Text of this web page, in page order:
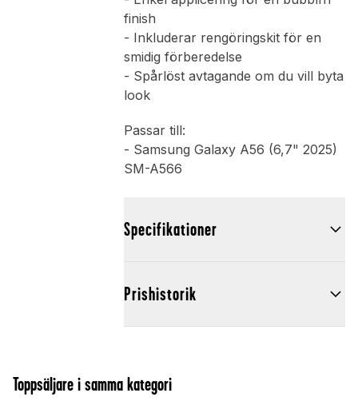
finish
- Inkluderar rengöringskit för en
smidig förberedelse
- Spårlöst avtagande om du vill byta
look
Passar till:
- Samsung Galaxy A56 (6,7" 2025)
SM-A566
Specifikationer
Prishistorik
Toppsäljare i samma kategori